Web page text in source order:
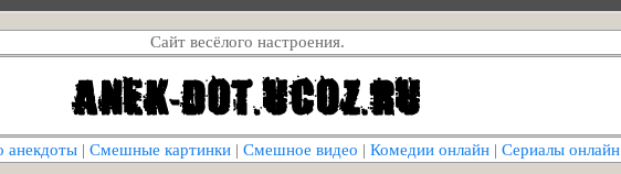
Сайт весёлого настроения.
анекдоты | Смешные картинки | Смешное видео | Комедии онлайн | Сериалы онлайн